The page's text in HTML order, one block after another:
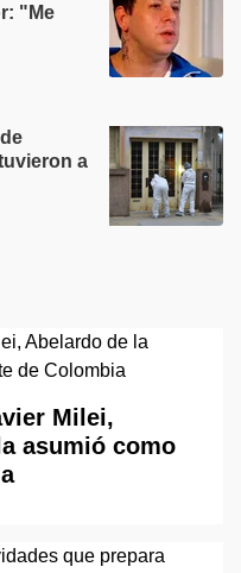
"Me
a
Milei,
asumió como